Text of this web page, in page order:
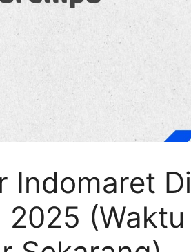
Indomaret Di
2025 (Waktu